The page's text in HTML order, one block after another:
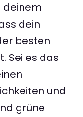
deinem
dein
besten
Sei es das
und
grüne